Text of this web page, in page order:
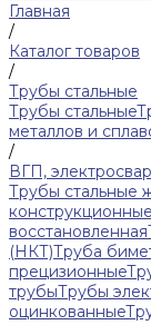
Главная
/
Каталог товаров
/
Трубы стальные
Трубы стальные
металлов и
/
ВГП,
Трубы стальные
конструкционные
восстановленная
(НКТ)Труба
прецизионные
трубыТрубы
оцинкованные